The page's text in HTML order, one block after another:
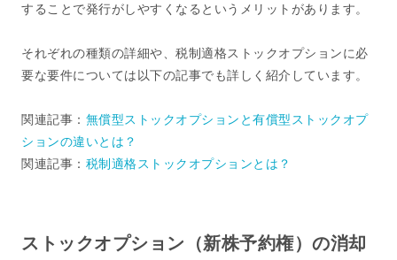
することで発行がしやすくなるというメリットがあります。
それぞれの種類の詳細や、税制適格ストックオプションに必
要な要件については以下の記事でも詳しく紹介しています。
関連記事： 無償型ストックオプションと有償型ストックオプ
ションの違いとは？
関連記事： 税制適格ストックオプションとは？
ストックオプション（新株予約権）の消却